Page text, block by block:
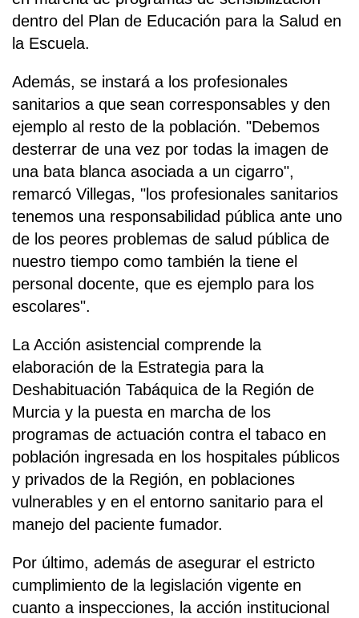
dentro del Plan de Educación para la Salud en
la Escuela.
Además, se instará a los profesionales
sanitarios a que sean corresponsables y den
ejemplo al resto de la población. "Debemos
desterrar de una vez por todas la imagen de
una bata blanca asociada a un cigarro",
remarcó Villegas, "los profesionales sanitarios
tenemos una responsabilidad pública ante uno
de los peores problemas de salud pública de
nuestro tiempo como también la tiene el
personal docente, que es ejemplo para los
escolares".
La Acción asistencial comprende la
elaboración de la Estrategia para la
Deshabituación Tabáquica de la Región de
Murcia y la puesta en marcha de los
programas de actuación contra el tabaco en
población ingresada en los hospitales públicos
y privados de la Región, en poblaciones
vulnerables y en el entorno sanitario para el
manejo del paciente fumador.
Por último, además de asegurar el estricto
cumplimiento de la legislación vigente en
cuanto a inspecciones, la acción institucional